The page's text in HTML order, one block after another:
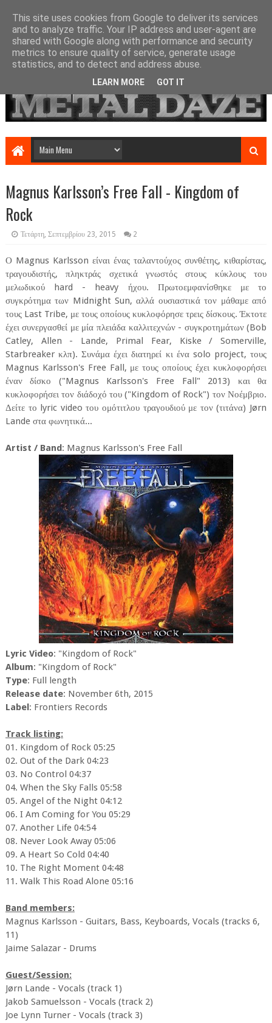
Magnus Karlsson’s Free Fall - Kingdom of
Rock
Τετάρτη, Σεπτεμβρίου 23, 2015 2
Ο Magnus Karlsson είναι ένας ταλαντούχος συνθέτης, κιθαρίστας,
τραγουδιστής, πληκτράς σχετικά γνωστός στους κύκλους του
μελωδικού hard - heavy ήχου. Πρωτοεμφανίσθηκε με το
συγκρότημα των Midnight Sun, αλλά ουσιαστικά τον μάθαμε από
τους Last Tribe, με τους οποίους κυκλοφόρησε τρεις δίσκους. Έκτοτε
έχει συνεργασθεί με μία πλειάδα καλλιτεχνών - συγκροτημάτων (Bob
Catley, Allen - Lande, Primal Fear, Kiske / Somerville,
Starbreaker κλπ). Συνάμα έχει διατηρεί κι ένα solo project, τους
Magnus Karlsson's Free Fall, με τους οποίους έχει κυκλοφορήσει
έναν δίσκο ("Magnus Karlsson's Free Fall" 2013) και θα
κυκλοφορήσει τον διάδοχό του ("Kingdom of Rock") τον Νοέμβριο.
Δείτε το lyric video του ομότιτλου τραγουδιού με τον (τιτάνα) Jørn
Lande στα φωνητικά...
Artist / Band: Magnus Karlsson's Free Fall
Lyric Video: "Kingdom of Rock"
Album: "Kingdom of Rock"
Type: Full length
Release date: November 6th, 2015
Label: Frontiers Records
Track listing:
01. Kingdom of Rock 05:25
02. Out of the Dark 04:23
03. No Control 04:37
04. When the Sky Falls 05:58
05. Angel of the Night 04:12
06. I Am Coming for You 05:29
07. Another Life 04:54
08. Never Look Away 05:06
09. A Heart So Cold 04:40
10. The Right Moment 04:48
11. Walk This Road Alone 05:16
Band members:
Magnus Karlsson - Guitars, Bass, Keyboards, Vocals (tracks 6,
11)
Jaime Salazar - Drums
Guest/Session:
Jørn Lande - Vocals (track 1)
Jakob Samuelsson - Vocals (track 2)
Joe Lynn Turner - Vocals (track 3)
This site uses cookies from Google to deliver its services
and to analyze traffic. Your IP address and user-agent are
shared with Google along with performance and security
metrics to ensure quality of service, generate usage
statistics, and to detect and address abuse.
LEARN MORE GOT IT